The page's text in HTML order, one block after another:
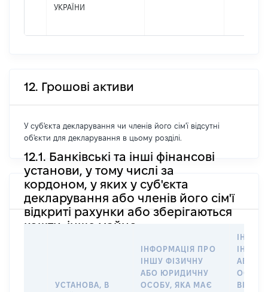
УКРАЇНИ
12. Грошові активи
У суб'єкта декларування чи членів його сім'ї відсутні
об'єкти для декларування в цьому розділі.
12.1. Банківські та інші фінансові
установи, у тому числі за
кордоном, у яких у суб'єкта
декларування або членів його сім'ї
відкриті рахунки або зберігаються
кошти, інше майно
УСТАНОВА, В
ІНФОРМАЦІЯ ПРО
ІНШУ ФІЗИЧНУ
АБО ЮРИДИЧНУ
ОСОБУ, ЯКА МАЄ
ІНШУ
АБО